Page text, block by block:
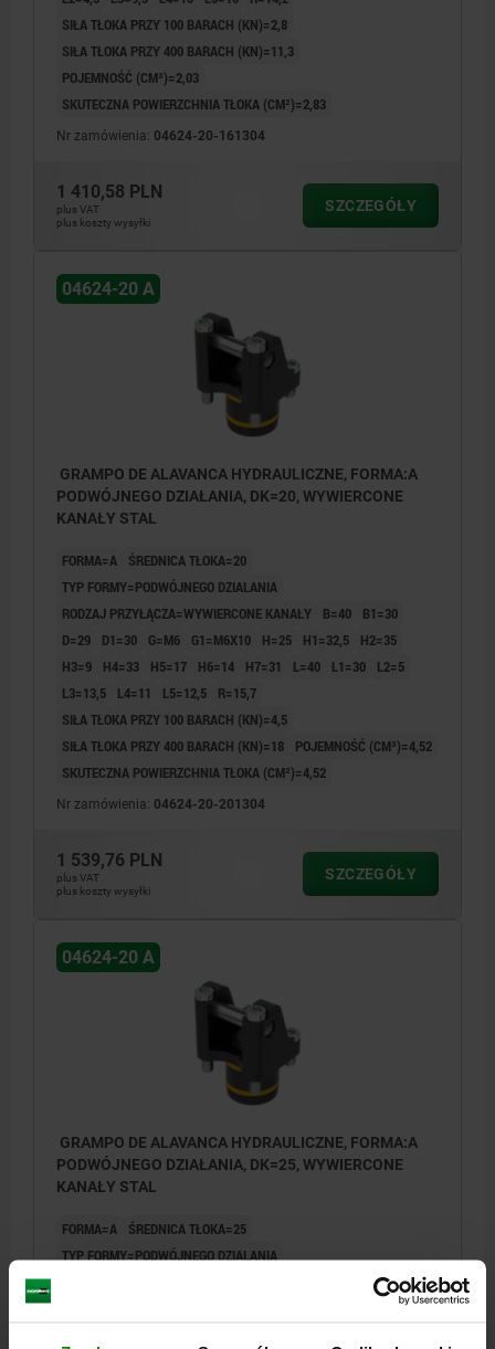
SIŁA TŁOKA PRZY 100 BARACH (KN)=2,8
SIŁA TŁOKA PRZY 400 BARACH (KN)=11,3
POJEMNOŚĆ (CM³)=2,03
SKUTECZNA POWIERZCHNIA TŁOKA (CM²)=2,83
Nr zamówienia: 04624-20-161304
1 410,58 PLN
plus VAT
plus koszty wysyłki
SZCZEGÓŁY
04624-20 A
GRAMPO DE ALAVANCA HYDRAULICZNE, FORMA:A
PODWÓJNEGO DZIAŁANIA, DK=20, WYWIERCONE
KANAŁY STAL
FORMA=A
ŚREDNICA TŁOKA=20
TYP FORMY=PODWÓJNEGO DZIALANIA
RODZAJ PRZYŁĄCZA=WYWIERCONE KANAŁY
B=40
B1=30
D=29
D1=30 G=M6 G1=M6X10 H=25 H1=32,5
H2=35
H3=9
H4=33 H5=17 H6=14 H7=31 L=40 L1=30
L2=5
L3=13,5
L4=11 L5=12,5
R=15,7
SIŁA TŁOKA PRZY 100 BARACH (KN)=4,5
SIŁA TŁOKA PRZY 400 BARACH (KN)=18
POJEMNOŚĆ (CM³)=4,52
SKUTECZNA POWIERZCHNIA TŁOKA (CM²)=4,52
Nr zamówienia: 04624-20-201304
1 539,76 PLN
plus VAT
plus koszty wysyłki
SZCZEGÓŁY
04624-20 A
GRAMPO DE ALAVANCA HYDRAULICZNE, FORMA:A
PODWÓJNEGO DZIAŁANIA, DK=25, WYWIERCONE
KANAŁY STAL
FORMA=A
ŚREDNICA TŁOKA=25
TYP FORMY=PODWÓJNEGO DZIALANIA
B1=38,5
H2=43,75